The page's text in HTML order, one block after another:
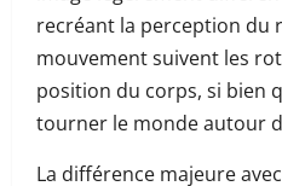
recréant la perception du
mouvement suivent les
position du corps, si bien
tourner le monde autour
La différence majeure